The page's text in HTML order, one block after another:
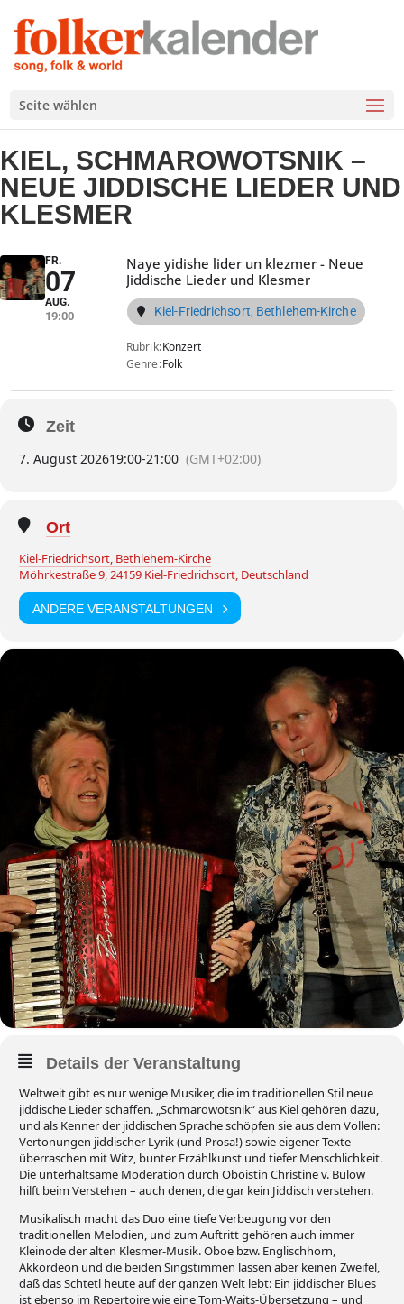
Seite wählen
KIEL, SCHMAROWOTSNIK –
NEUE JIDDISCHE LIEDER UND
KLESMER
FR.
07
AUG.
19:00
Naye yidishe lider un klezmer - Neue
Jiddische Lieder und Klesmer
Kiel-Friedrichsort, Bethlehem-Kirche
Rubrik Konzert
Genre Folk
Zeit
7. August 202619:00-21:00 (GMT+02:00)
Ort
Kiel-Friedrichsort, Bethlehem-Kirche
Möhrkestraße 9, 24159 Kiel-Friedrichsort, Deutschland
ANDERE VERANSTALTUNGEN
Details der Veranstaltung
Weltweit gibt es nur wenige Musiker, die im traditionellen Stil neue
jiddische Lieder schaffen. „Schmarowotsnik“ aus Kiel gehören dazu,
und als Kenner der jiddischen Sprache schöpfen sie aus dem Vollen:
Vertonungen jiddischer Lyrik (und Prosa!) sowie eigener Texte
überraschen mit Witz, bunter Erzählkunst und tiefer Menschlichkeit.
Die unterhaltsame Moderation durch Oboistin Christine v. Bülow
hilft beim Verstehen – auch denen, die gar kein Jiddisch verstehen.
Musikalisch macht das Duo eine tiefe Verbeugung vor den
traditionellen Melodien, und zum Auftritt gehören auch immer
Kleinode der alten Klesmer-Musik. Oboe bzw. Englischhorn,
Akkordeon und die beiden Singstimmen lassen aber keinen Zweifel,
daß das Schtetl heute auf der ganzen Welt lebt: Ein jiddischer Blues
ist ebenso im Repertoire wie eine Tom-Waits-Übersetzung – und